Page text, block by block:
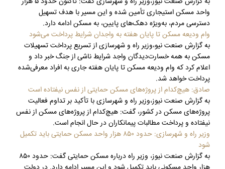
واحد مسکن استیجاری تأمین شده و این مسیر با هدف تسهیل
دسترسی مردم، به‌ویژه دهک‌های پایین، به مسکن ادامه دارد.
وام ودیعه مسکن تا پایان هفته به واجدان شرایط پرداخت می‌شود
به گزارش صنعت نیو،وزیر راه و شهرسازی از تسریع پرداخت تسهیلات
مسکن به همه خسارت‌دیدگان واجد شرایط ناشی از جنگ خبر داد و
اعلام کرد که وام ودیعه مسکن تا پایان هفته جاری به افراد معرفی‌شده
پرداخت خواهد شد.
صادق: هیچ‌کدام از پروژه‌های مسکن حمایتی از نفس نیفتاده است
به گزارش صنعت نیوز،وزیر راه و شهرسازی با تأکید بر تداوم فعالیت
پروژه‌های مسکن در کشور، گفت: هیچ‌کدام از پروژه‌های مسکن از نفس
نیفتاده و پرداخت مطالبات پیمانکاران در حال انجام است.
وزیر راه و شهرسازی: حدود ۸۵۰ هزار واحد مسکن حمایتی باید تکمیل
شود
به گزارش صنعت نیوز، وزیر راه درباره مسکن حمایتی گفت: حدود ۸۵۰